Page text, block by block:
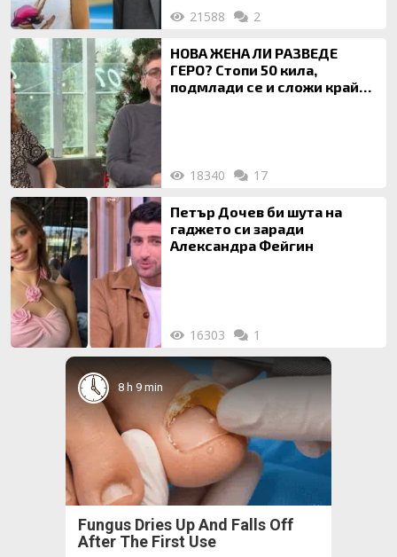
21588 2
НОВА ЖЕНА ЛИ РАЗВЕДЕ
ГЕРО? Стопи 50 кила,
подмлади се и сложи край
18340 17
Петър Дочев би шута на
гаджето си заради
Александра Фейгин
16303 1
8 h 9 min
Fungus Dries Up And Falls Off
After The First Use